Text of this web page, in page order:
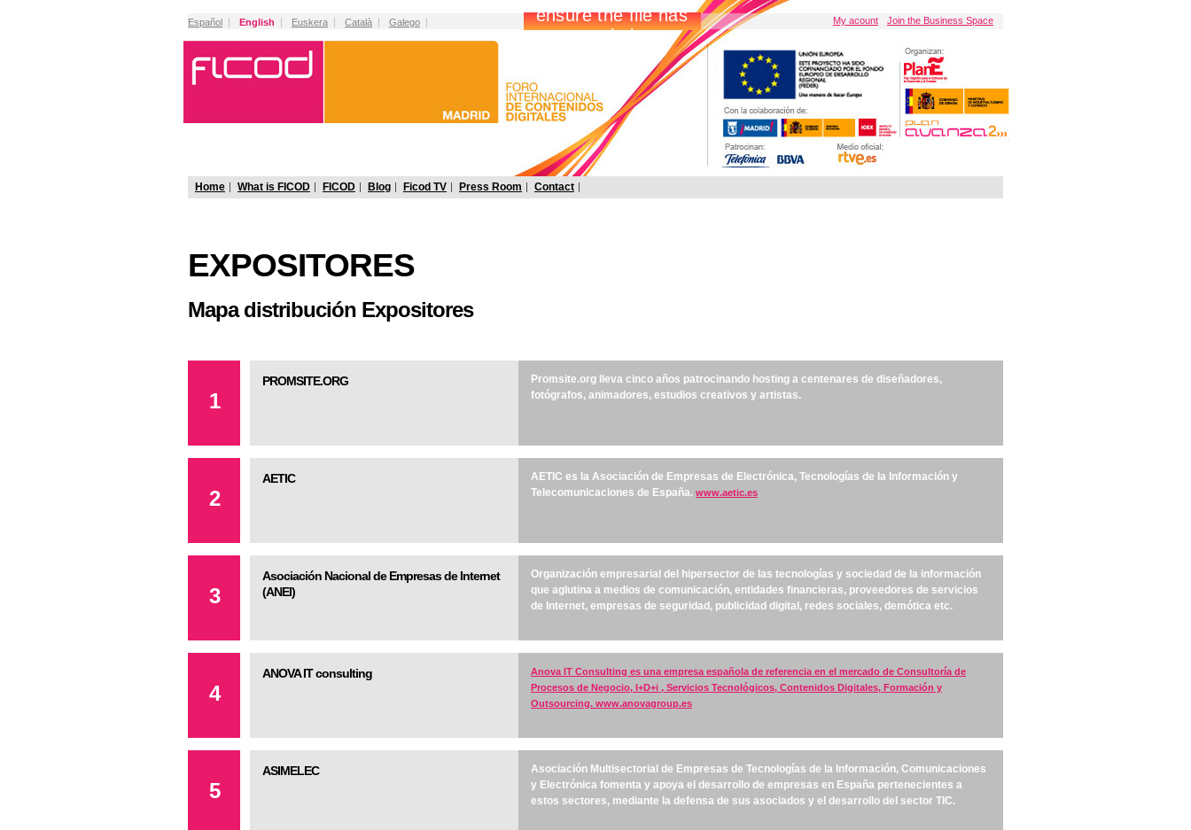
Español English Euskera Català Galego My acount Join the Business Space
EXPOSITORES
Mapa distribución Expositores
1
PROMSITE.ORG
Promsite.org lleva cinco años patrocinando hosting a centenares de diseñadores,
fotógrafos, animadores, estudios creativos y artistas.
2
AETIC
AETIC es la Asociación de Empresas de Electrónica, Tecnologías de la Información y
Telecomunicaciones de España. www.aetic.es
3
Asociación Nacional de Empresas de Internet
(ANEI)
Organización empresarial del hipersector de las tecnologías y sociedad de la información
que aglutina a medios de comunicación, entidades financieras, proveedores de servicios
de Internet, empresas de seguridad, publicidad digital, redes sociales, demótica etc.
4
ANOVA IT consulting
Anova IT Consulting es una empresa española de referencia en el mercado de Consultoría de
Procesos de Negocio, I+D+i , Servicios Tecnológicos, Contenidos Digitales, Formación y
Outsourcing. www.anovagroup.es
5
ASIMELEC
Asociación Multisectorial de Empresas de Tecnologías de la Información, Comunicaciones
y Electrónica fomenta y apoya el desarrollo de empresas en España pertenecientes a
estos sectores, mediante la defensa de sus asociados y el desarrollo del sector TIC.
Home What is FICOD FICOD Blog Ficod TV Press Room Contact